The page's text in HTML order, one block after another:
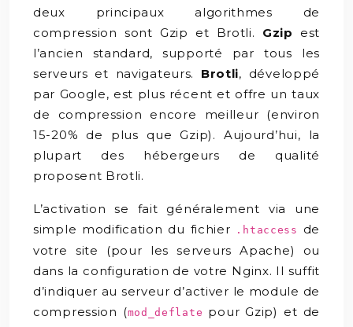
deux principaux algorithmes de
compression sont Gzip et Brotli. Gzip est
l’ancien standard, supporté par tous les
serveurs et navigateurs. Brotli, développé
par Google, est plus récent et offre un taux
de compression encore meilleur (environ
15-20% de plus que Gzip). Aujourd’hui, la
plupart des hébergeurs de qualité
proposent Brotli.
L’activation se fait généralement via une
simple modification du fichier
.htaccess
de
votre site (pour les serveurs Apache) ou
dans la configuration de votre Nginx. Il suffit
d’indiquer au serveur d’activer le module de
compression (mod_deflate pour Gzip) et de